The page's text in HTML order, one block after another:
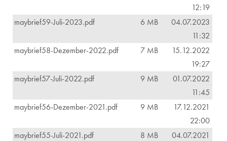
12:19
maybrief59-Juli-2023.pdf
6 MB
04.07.2023
11:32
maybrief58-Dezember-2022.pdf
7 MB
15.12.2022
19:27
maybrief57-Juli-2022.pdf
9 MB
01.07.2022
11:45
maybrief56-Dezember-2021.pdf
9 MB
17.12.2021
22:00
maybrief55-Juli-2021.pdf
8 MB
04.07.2021